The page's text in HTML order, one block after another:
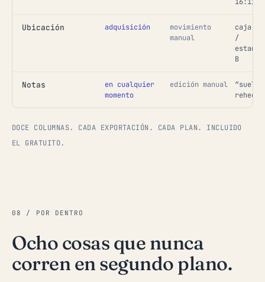
Ubicación adquisición
movimiento
manual
caja 04
/
estante
B
Notas
en cualquier
momento
edición manual
“suelas
DOCE COLUMNAS. CADA EXPORTACIÓN. CADA PLAN. INCLUIDO
EL GRATUITO.
08 / POR DENTRO
Ocho cosas que nunca
corren en segundo plano.